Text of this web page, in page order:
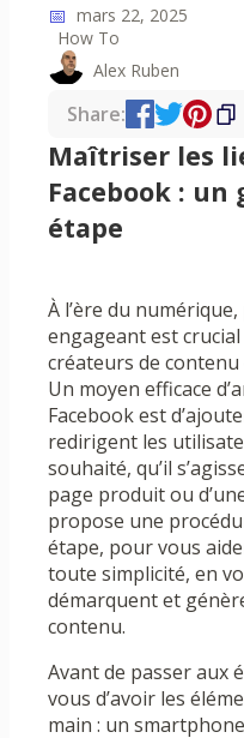
📅 mars 22, 2025
How To
Alex Ruben
Share:
Maîtriser les
Facebook :
étape
À l’ère du
engageant est
créateurs de contenu
Un moyen efficace
Facebook est
redirigent les
souhaité, qu’il
page produit ou
propose une
étape, pour vous
toute simplicité, en
démarquent et
contenu.
Avant de passer aux
vous d’avoir les
main : un